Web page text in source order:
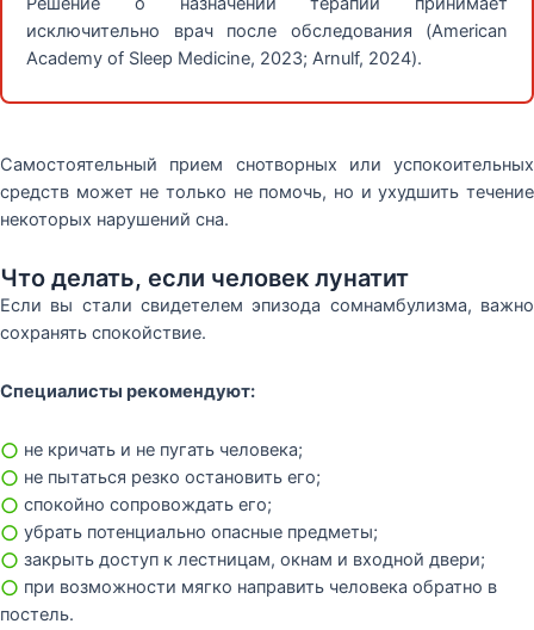
исключительно врач после обследования (American
Academy of Sleep Medicine, 2023; Arnulf, 2024).
Самостоятельный прием снотворных или успокоительных
средств может не только не помочь, но и ухудшить течение
некоторых нарушений сна.
Что делать, если человек лунатит
Если вы стали свидетелем эпизода сомнамбулизма, важно
сохранять спокойствие.
Специалисты рекомендуют:
○ не кричать и не пугать человека;
○ не пытаться резко остановить его;
○ спокойно сопровождать его;
○ убрать потенциально опасные предметы;
○ закрыть доступ к лестницам, окнам и входной двери;
○ при возможности мягко направить человека обратно в
постель.